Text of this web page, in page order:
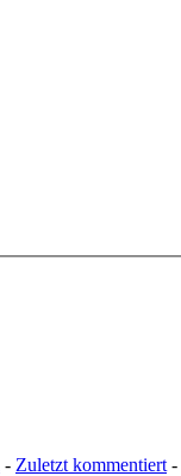
- Zuletzt kommentiert -